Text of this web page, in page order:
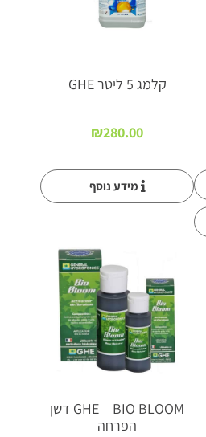
קלמג 5 ליטר GHE
₪280.00
מידע נוסף
GHE – BIO BLOOM דשן
הפרחה